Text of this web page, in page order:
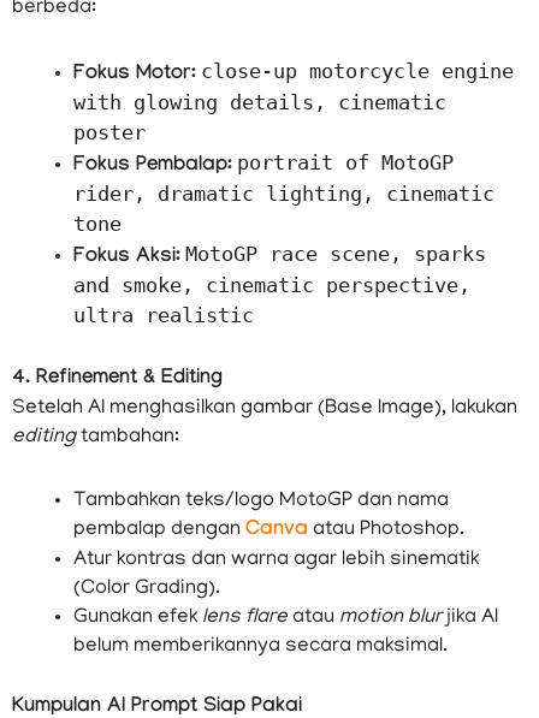
berbeda:
Fokus Motor: close-up motorcycle engine
with glowing details, cinematic
poster
Fokus Pembalap: portrait of MotoGP
rider, dramatic lighting, cinematic
tone
Fokus Aksi: MotoGP race scene, sparks
and smoke, cinematic perspective,
ultra realistic
4. Refinement & Editing
Setelah AI menghasilkan gambar (Base Image), lakukan
editingtambahan:
Tambahkan teks/logo MotoGP dan nama
pembalap dengan Canva atau Photoshop.
Atur kontras dan warna agar lebih sinematik
(Color Grading).
Gunakan efek lens flare atau motion blurjika AI
belum memberikannya secara maksimal.
Kumpulan AI Prompt Siap Pakai